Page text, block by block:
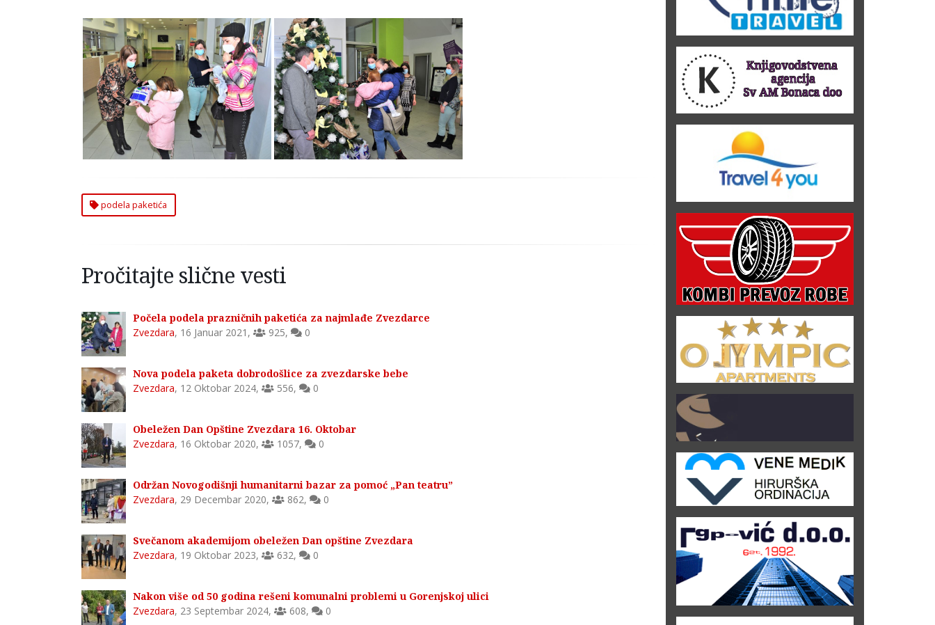
U Toku Podela Prazničnih
Paketića za Najmlađe
Zvezdarce
U Toku Podela Prazničnih
Paketića za Najmlađe
Zvezdarce
podela paketića
Pročitajte slične vesti
Počela podela prazničnih paketića za najmlađe Zvezdarce
Zvezdara, 16 Januar 2021 , 925, 0
Nova podela paketa dobrodošlice za zvezdarske bebe
Zvezdara, 12 Oktobar 2024, 556, 0
Obeležen Dan Opštine Zvezdara 16. Oktobar
Zvezdara, 16 Oktobar 2020, 1057, 0
Održan Novogodišnji humanitarni bazar za pomoć „Pan teatru”
Zvezdara, 29 Decembar 2020, 862, 0
Svečanom akademijom obeležen Dan opštine Zvezdara
Zvezdara, 19 Oktobar 2023, 632, 0
Nakon više od 50 godina rešeni komunalni problemi u Gorenjskoj ulici
Zvezdara, 23 Septembar 2024, 608, 0